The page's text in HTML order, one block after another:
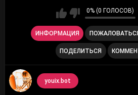
0% (0 ГОЛОСОВ)
ИНФОРМАЦИЯ
ПОДЕЛИТЬСЯ
youix.bot